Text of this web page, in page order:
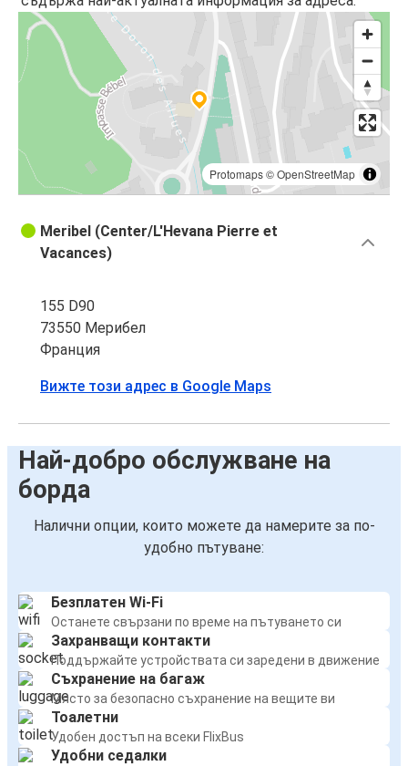
Protomaps©OpenStreetMap
Meribel (Center/L'Hevana Pierre et
Vacances)
155 D90
73550 Мерибел
Франция
Вижте този адрес в Google Maps
Най-добро обслужване на
борда
Налични опции, които можете да намерите за по-
удобно пътуване:
Безплатен Wi-Fi
Останете свързани по време на пътуването си
Захранващи контакти
Поддържайте устройствата си заредени в движение
Съхранение на багаж
Място за безопасно съхранение на вещите ви
Тоалетни
Удобен достъп на всеки FlixBus
Удобни седалки